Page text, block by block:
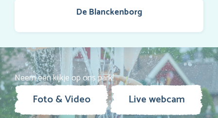
De Blanckenborg
Neem een kijkje op ons park!
Foto & Video Live webcam